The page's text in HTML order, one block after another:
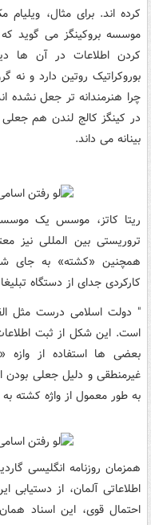
کرده اند. برای مثال،
موسسه بروکینگز می گوید
کردن اطلاعات در آن ها
بوروکراتیک روتین دارد و
چرا هنرمندانه تر جعل نشده
در کینگز کالج لندن هم جعلی
بینانه می داند.
ریتا کاتز، موسس یک
تروریستی بین المللی نیز
همچنین «کشته» به جای
کارکردی جدای از دستگاه
" دولت اسلامی درست مثل
است. این شکل از ثبت
بعضی ها استفاده از
غیرمنطقی و دلیل جعلی بودن
به طور معمول از واژه کشته
همزمان روزنامه انگلیسی
اطلاعاتی آلمان، از
احتمال قوی، این اسناد